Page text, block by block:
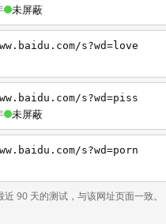
未屏蔽
s?wd=love
s?wd=piss
未屏蔽
s?wd=porn
90 天的测试，与该网址页面一致。